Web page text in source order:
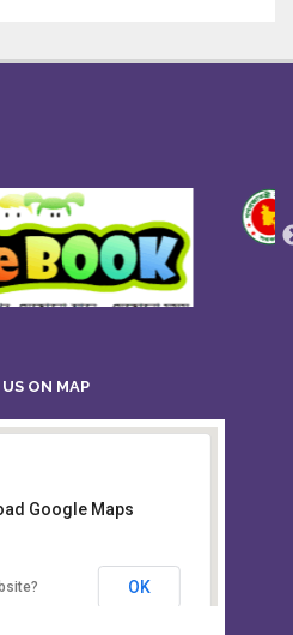
ON MAP
Alampur,
Google Maps